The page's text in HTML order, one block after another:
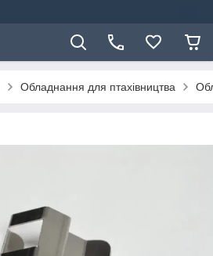
Обладнання для птахівництва